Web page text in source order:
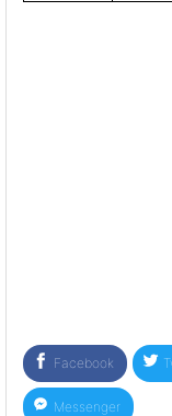
Facebook
Messenger